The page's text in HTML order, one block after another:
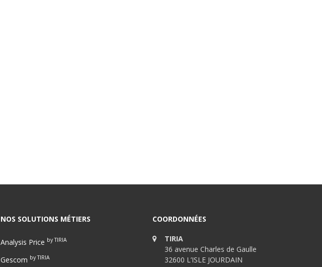
NOS SOLUTIONS MÉTIERS
Analysis Price by TIRIA
Gescom by TIRIA
COORDONNÉES
TIRIA
36 avenue Charles de Gaulle
32600 L’ISLE JOURDAIN